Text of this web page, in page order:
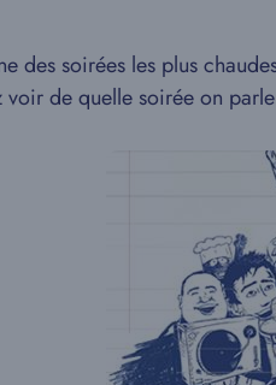
des soirées les plus
voir de quelle soirée on